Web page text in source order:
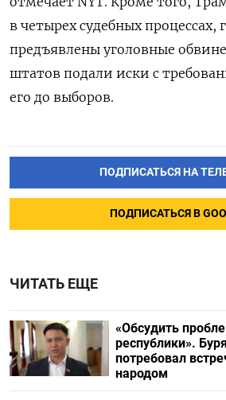
в четырех судебных процессах,
предъявлены уголовные
штатов подали иски с
его до выборов.
ПОДПИСАТЬСЯ НА
ПОДПИСАТЬСЯ В
ЧИТАТЬ ЕЩЕ
«Обсудить
республики».
потребовал
народом